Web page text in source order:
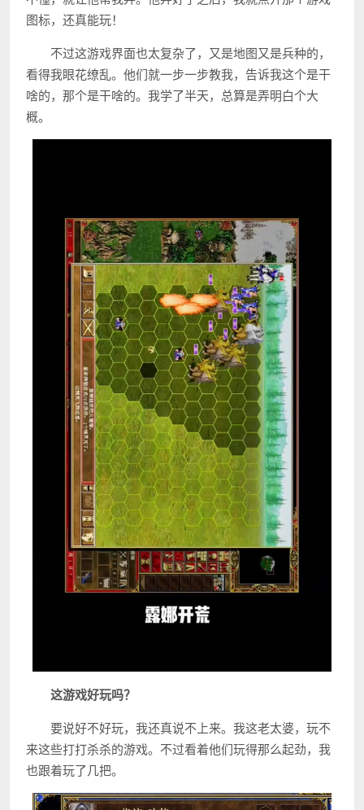
图标，还真能玩！
不过这游戏界面也太复杂了，又是地图又是兵种的，
看得我眼花缭乱。他们就一步一步教我，告诉我这个是干
啥的，那个是干啥的。我学了半天，总算是弄明白个大
概。
这游戏好玩吗？
要说好不好玩，我还真说不上来。我这老太婆，玩不
来这些打打杀杀的游戏。不过看着他们玩得那么起劲，我
也跟着玩了几把。